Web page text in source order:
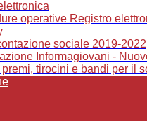
operative Registro
sociale 2019-2022
Informagiovani -
premi, tirocini e bandi per il